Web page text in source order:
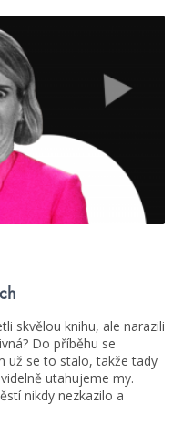
skvělou knihu, ale narazili
Do příběhu se
už se to stalo, takže tady
utahujeme my.
nikdy nezkazilo a